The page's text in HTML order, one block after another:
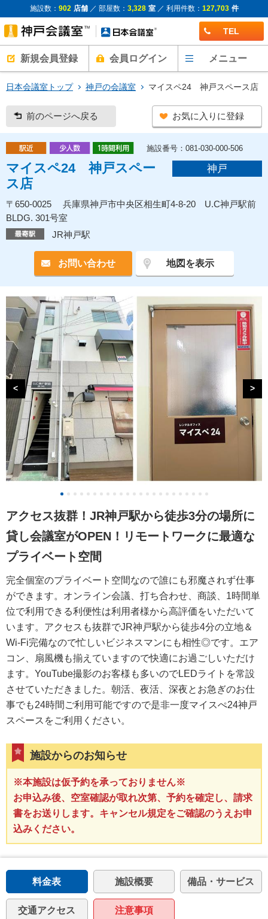
施設数： 902 店舗／ 部屋数： 3,328 室／ 利用件数： 127,703 件
TEL
新規会員登録 会員ログイン メニュー
日本会議室トップ 神戸の会議室 マイスペ24 神戸スペース店
前のページへ戻る お気に入りに登録
施設番号：081-030-000-506
マイスペ24 神戸スペー
ス店
神戸
〒650-0025 兵庫県神戸市中央区相生町4-8-20 U.C神戸駅前
BLDG. 301号室
JR神戸駅
お問い合わせ 地図を表示
< >
アクセス抜群！JR神戸駅から徒歩3分の場所に
貸し会議室がOPEN！リモートワークに最適な
プライベート空間
完全個室のプライベート空間なので誰にも邪魔されず仕事
ができます。オンライン会議、打ち合わせ、商談、1時間単
位で利用できる利便性は利用者様から高評価をいただいて
います。アクセスも抜群でJR神戸駅から徒歩4分の立地＆
Wi-Fi完備なので忙しいビジネスマンにも相性◎です。エア
コン、扇風機も揃えていますので快適にお過ごしいただけ
ます。YouTube撮影のお客様も多いのでLEDライトを常設
させていただきました。朝活、夜活、深夜とお急ぎのお仕
事でも24時間ご利用可能ですので是非一度マイスぺ24神戸
スペースをご利用ください。
施設からのお知らせ
※本施設は仮予約を承っておりません※
お申込み後、空室確認が取れ次第、予約を確定し、請求
書をお送りします。キャンセル規定をご確認のうえお申
込みください。
料金表 施設概要 備品・サービス
交通アクセス 注意事項